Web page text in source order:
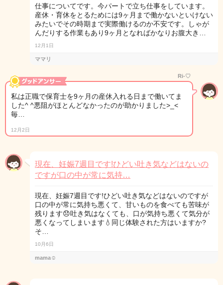
仕事についてです。今パートで立ち仕事をしています。
産休・育休をとるためには9ヶ月まで働かないといけない
みたいでその時期まで実際働けるのか不安です。しゃが
んだりする作業もあり9ヶ月となればかなりお腹大き…
12月1日
ママリ
Ri-♡
私は正職で保育士を9ヶ月の産休入れる日まで働いてま
した^ ^悪阻がほとんどなかったのが助かりました>_<
毎…
12月2日
現在、妊娠7週目です!ひどい吐き気などはないの
ですが口の中が常に気持…
現在、妊娠7週目です!ひどい吐き気などはないのですが
口の中が常に気持ち悪くて、甘いものを食べても苦味が
残ります😞吐き気はなくても、口が気持ち悪くて気分が
悪くなってしまいます💧同じ体験された方はいますか?
そ…
10月6日
mama☺︎